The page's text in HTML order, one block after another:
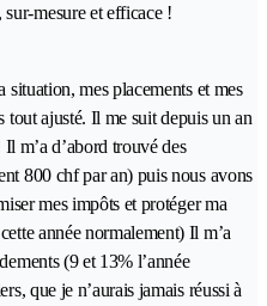
mesure et efficace !
situation, mes placements et mes
tout ajusté. Il me suit depuis un an
m’a d’abord trouvé des
800 chf par an) puis nous avons
mes impôts et protéger ma
année normalement) Il m’a
(9 et 13% l’année
que je n’aurais jamais réussi à